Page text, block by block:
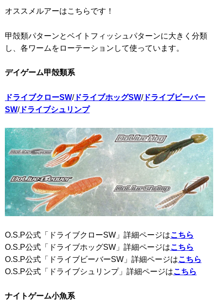
オススメルアーはこちらです！
甲殻類パターンとベイトフィッシュパターンに大きく分類
し、各ワームをローテーションして使っています。
デイゲーム甲殻類系
ドライブクローSW/ドライブホッグSW/ドライブビーバー
SW/ドライブシュリンプ
O.S.P公式「ドライブクローSW」詳細ページはこちら
O.S.P公式「ドライブホッグSW」詳細ページはこちら
O.S.P公式「ドライブビーバーSW」詳細ページはこちら
O.S.P公式「ドライブシュリンプ」詳細ページはこちら
ナイトゲーム小魚系